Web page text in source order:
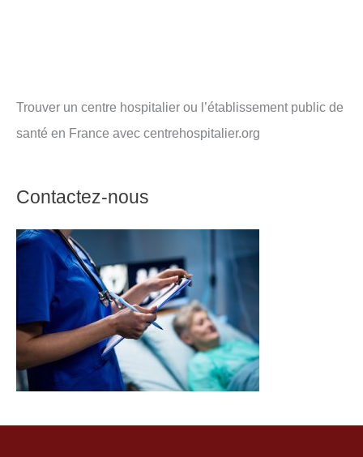
Trouver un centre hospitalier ou l’établissement public de
santé en France avec centrehospitalier.org
Contactez-nous